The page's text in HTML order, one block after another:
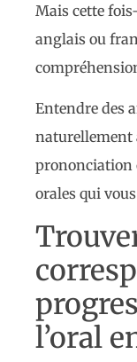
Mais cette
anglais ou
Entendre des
naturellement
prononciation
orales qui
l’oral